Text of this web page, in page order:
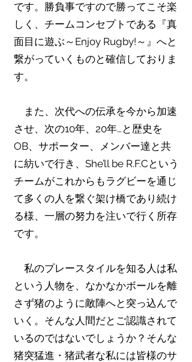
です。勝負事ですので勝ってこそ楽
しく、チームコンセプトである『真
面目に遊ぶ～Enjoy Rugby!～』へと
繋がっていくものと確信しておりま
す。
また、次代への伝承を今から加速
させ、次の10年、20年…と歴史を
OB、サポーター、メンバー達と共
に紡いで行き、She’ll be R.F.Cという
チームがこれからもラグビーを通じ
て多くの人を繋ぐ架け橋であり続け
る様、一層の努力を注いで行く所存
です。
私のプレースタイルを知る人は私
という人物を、なかなかボールを離
さず猪のように敵陣へと突っ込んで
いく。そんな人間だとご認識されて
いるのではないでしょうか？そんな
猪突猛進・猪武者な私には皆様のサ